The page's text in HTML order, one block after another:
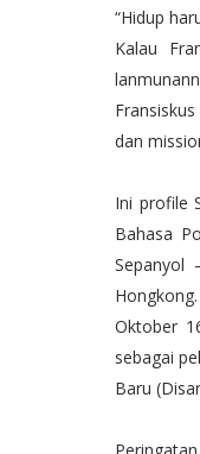
“Hidup
Kalau
dan
Ini profile
Bahasa
Sepanyol
Oktober
sebagai
Baru